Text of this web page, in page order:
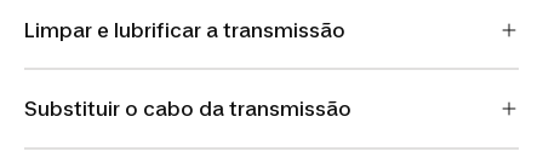
Limpar e lubrificar a transmissão
Substituir o cabo da transmissão